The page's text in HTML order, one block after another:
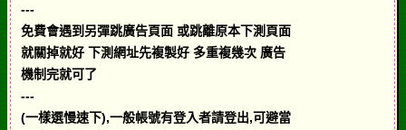
---
免費會遇到另彈跳廣告頁面 或跳離原本下測頁面
就關掉就好 下測網址先複製好 多重複幾次 廣告
機制完就可了
---
(一樣選慢速下),一般帳號有登入者請登出,可避當